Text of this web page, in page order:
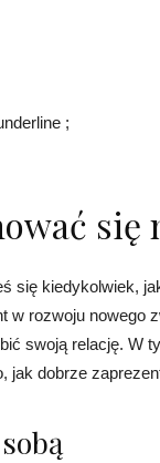
;
się kiedykolwiek,
w rozwoju nowego
swoją relację.
jak dobrze